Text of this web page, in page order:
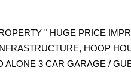
" HUGE PRICE
HOOP
ALONE 3 CAR GARAGE /